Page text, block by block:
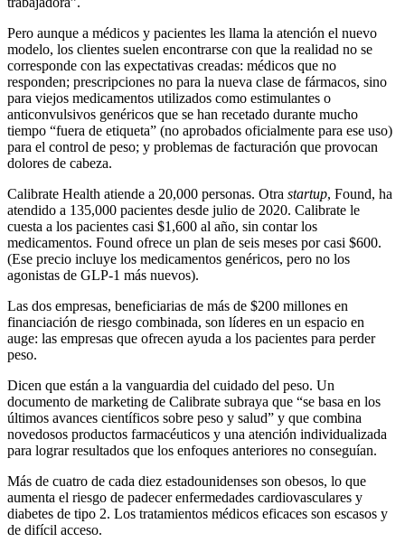
Pero aunque a médicos y pacientes les llama la atención el nuevo
modelo, los clientes suelen encontrarse con que la realidad no se
corresponde con las expectativas creadas: médicos que no
responden; prescripciones no para la nueva clase de fármacos, sino
para viejos medicamentos utilizados como estimulantes o
anticonvulsivos genéricos que se han recetado durante mucho
tiempo “fuera de etiqueta” (no aprobados oficialmente para ese uso)
para el control de peso; y problemas de facturación que provocan
dolores de cabeza.
Calibrate Health atiende a 20,000 personas. Otra startup, Found, ha
atendido a 135,000 pacientes desde julio de 2020. Calibrate le
cuesta a los pacientes casi $1,600 al año, sin contar los
medicamentos. Found ofrece un plan de seis meses por casi $600.
(Ese precio incluye los medicamentos genéricos, pero no los
agonistas de GLP-1 más nuevos).
Las dos empresas, beneficiarias de más de $200 millones en
financiación de riesgo combinada, son líderes en un espacio en
auge: las empresas que ofrecen ayuda a los pacientes para perder
peso.
Dicen que están a la vanguardia del cuidado del peso. Un
documento de marketing de Calibrate subraya que “se basa en los
últimos avances científicos sobre peso y salud” y que combina
novedosos productos farmacéuticos y una atención individualizada
para lograr resultados que los enfoques anteriores no conseguían.
Más de cuatro de cada diez estadounidenses son obesos, lo que
aumenta el riesgo de padecer enfermedades cardiovasculares y
diabetes de tipo 2. Los tratamientos médicos eficaces son escasos y
de difícil acceso.